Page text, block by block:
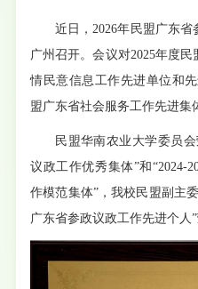
近日，2026年民盟广东
广州召开。会议对2025年度
情民意信息工作先进单位和
盟广东省社会服务工作先进集
民盟华南农业大学委员
议政工作优秀集体”和“2024-
作模范集体”，我校民盟副主
广东省参政议政工作先进个人”